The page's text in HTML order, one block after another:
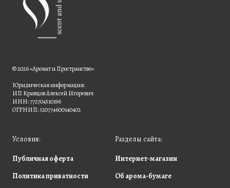
© 2026 «Аромат и Пространство»
Юридическая информация:
ИП Кривцов Алексей Игоревич
ИНН: 772704510196
ОГРНИП: 320774600140402
Условия:
Публичная оферта
Политика приватности
Разделы сайта:
Интернет-магазин
Об арома-бумаге